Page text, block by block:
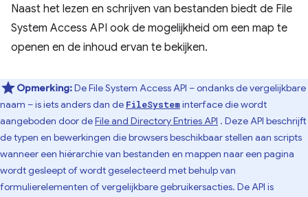
Naast het lezen en schrijven van bestanden biedt de File
System Access API ook de mogelijkheid om een ​​map te
openen en de inhoud ervan te bekijken.
Opmerking:De File System Access API – ondanks de vergelijkbare
naam – is iets anders dan de FileSysteminterface die wordt
aangeboden door deFile and Directory Entries API . Deze API beschrijft
de typen en bewerkingen die browsers beschikbaar stellen aan scripts
wanneer een hiërarchie van bestanden en mappen naar een pagina
wordt gesleept of wordt geselecteerd met behulp van
formulierelementen of vergelijkbare gebruikersacties. De API is